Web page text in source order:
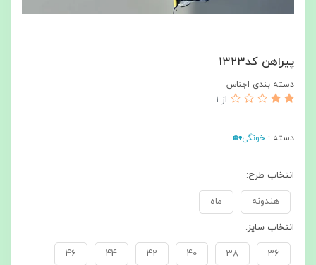
پیراهن کد۱۳۲۳
دسته بندی اجناس
از 1
دسته : خونگی🏡
انتخاب طرح:
هندونه ماه
انتخاب سایز:
36
38
40
42
44
46